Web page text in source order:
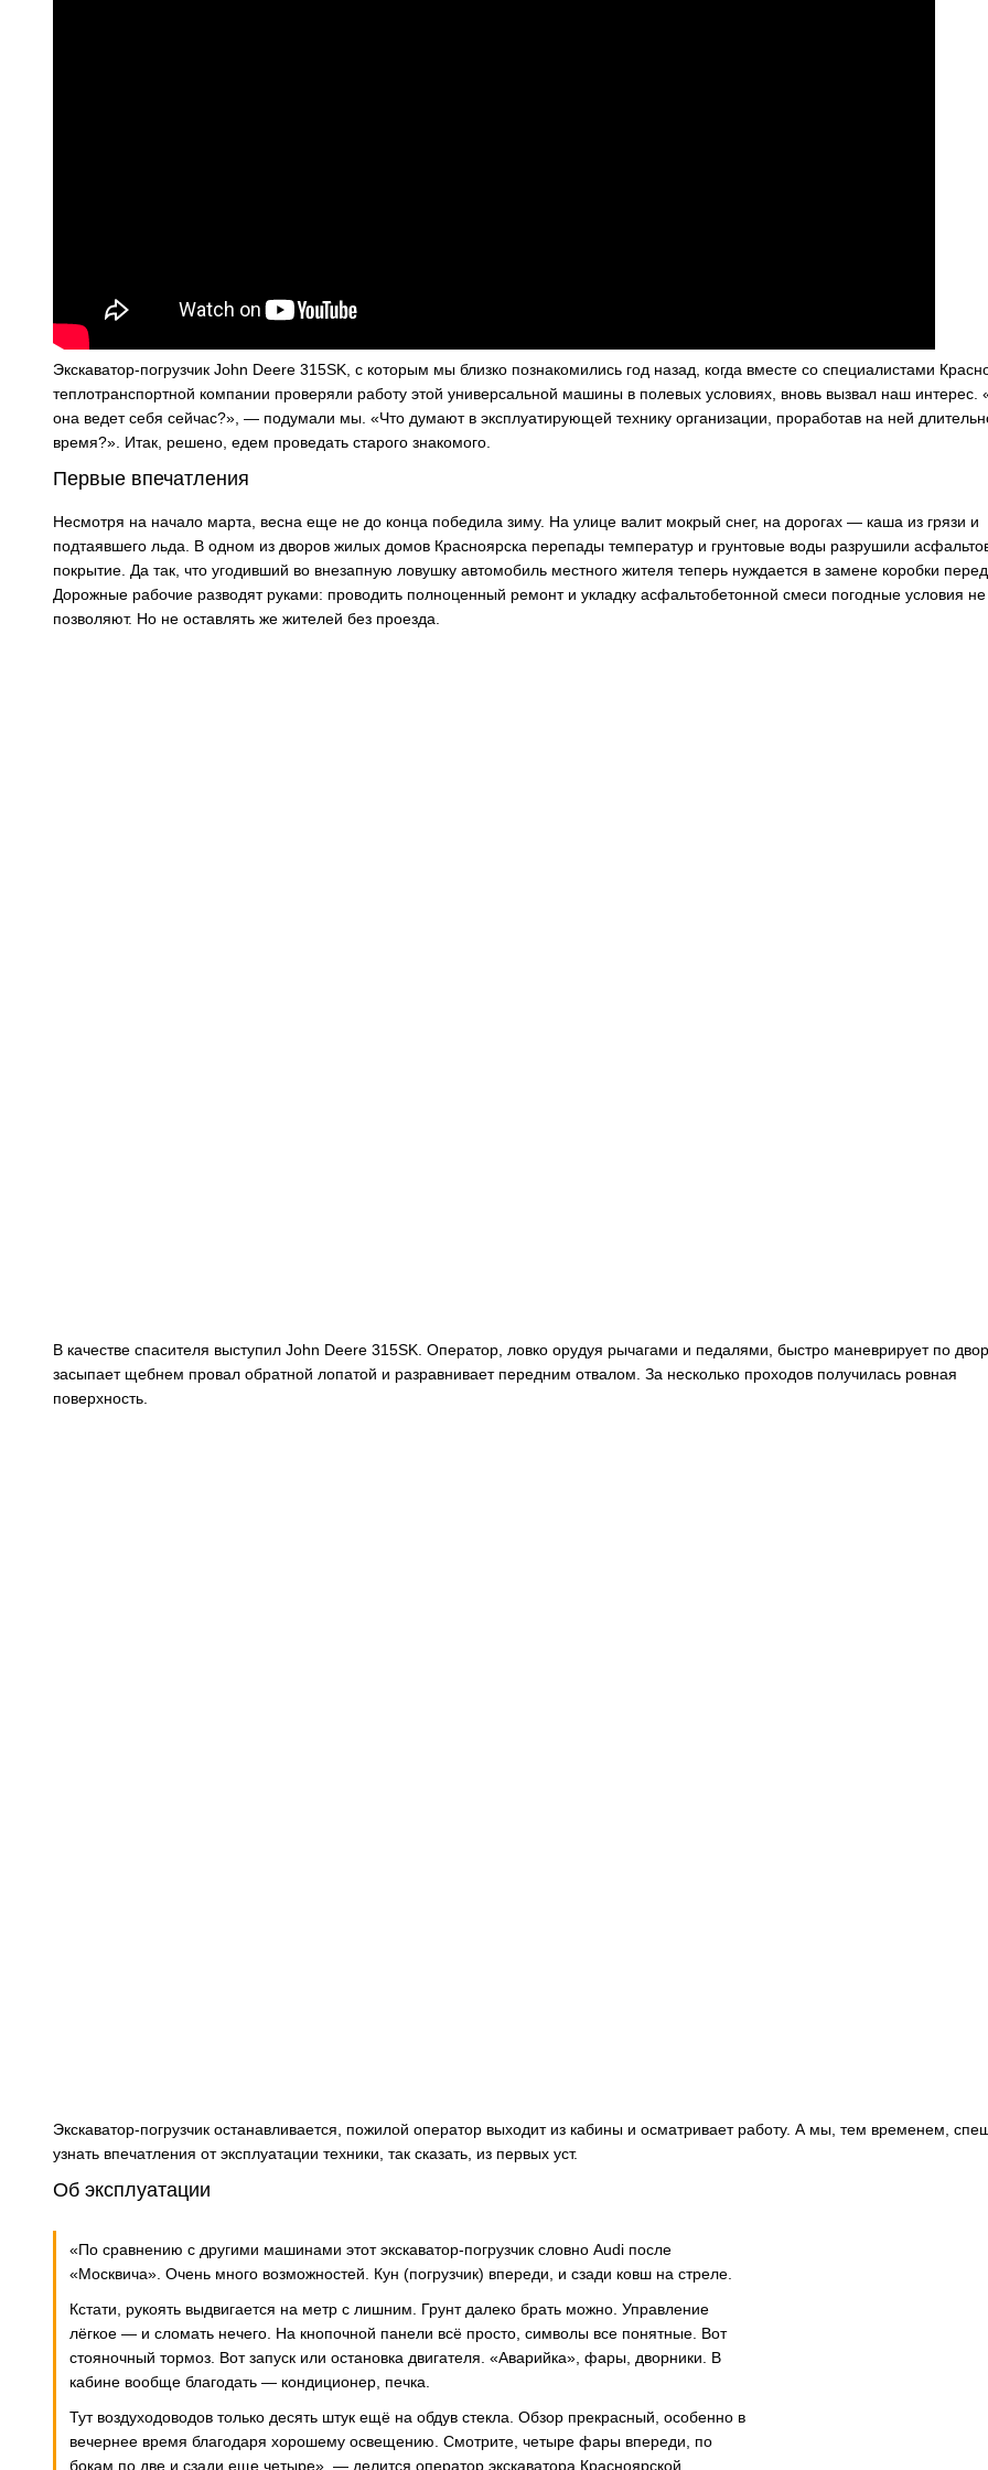
Экскаватор-погрузчик John Deere 315SK, с которым мы близко познакомились год назад, когда вместе со специалистами
теплотранспортной компании проверяли работу этой универсальной машины в полевых условиях, вновь вызвал наш интерес.
она ведет себя сейчас?», — подумали мы. «Что думают в эксплуатирующей технику организации, проработав на ней
время?». Итак, решено, едем проведать старого знакомого.
Первые впечатления
Несмотря на начало марта, весна еще не до конца победила зиму. На улице валит мокрый снег, на дорогах — каша из грязи и
подтаявшего льда. В одном из дворов жилых домов Красноярска перепады температур и грунтовые воды разрушили
покрытие. Да так, что угодивший во внезапную ловушку автомобиль местного жителя теперь нуждается в замене коробки
Дорожные рабочие разводят руками: проводить полноценный ремонт и укладку асфальтобетонной смеси погодные условия не
позволяют. Но не оставлять же жителей без проезда.
В качестве спасителя выступил John Deere 315SK. Оператор, ловко орудуя рычагами и педалями, быстро маневрирует по
засыпает щебнем провал обратной лопатой и разравнивает передним отвалом. За несколько проходов получилась ровная
поверхность.
Экскаватор-погрузчик останавливается, пожилой оператор выходит из кабины и осматривает работу. А мы, тем временем,
узнать впечатления от эксплуатации техники, так сказать, из первых уст.
Об эксплуатации
«По сравнению с другими машинами этот экскаватор-погрузчик словно Audi после
«Москвича». Очень много возможностей. Кун (погрузчик) впереди, и сзади ковш на стреле.
Кстати, рукоять выдвигается на метр с лишним. Грунт далеко брать можно. Управление
лёгкое — и сломать нечего. На кнопочной панели всё просто, символы все понятные. Вот
стояночный тормоз. Вот запуск или остановка двигателя. «Аварийка», фары, дворники. В
кабине вообще благодать — кондиционер, печка.
Тут воздуходоводов только десять штук ещё на обдув стекла. Обзор прекрасный, особенно в
вечернее время благодаря хорошему освещению. Смотрите, четыре фары впереди, по
бокам по две и сзади еще четыре», — делится оператор экскаватора Красноярской